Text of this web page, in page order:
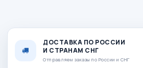
ДОСТАВКА ПО РОССИИ
И СТРАНАМ СНГ
Отправляем заказы по России и СНГ